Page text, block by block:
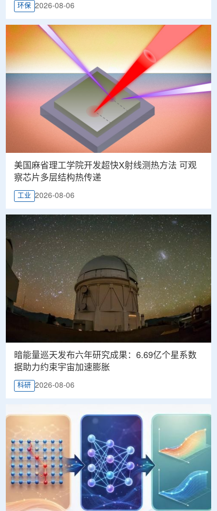
环保 2026-08-06
美国麻省理工学院开发超快X射线测热方法 可观
察芯片多层结构热传递
工业 2026-08-06
暗能量巡天发布六年研究成果：6.69亿个星系数
据助力约束宇宙加速膨胀
科研 2026-08-06